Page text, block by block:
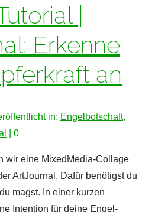
|
Erkenne
an
in: Engelbotschaft,
0
wir eine MixedMedia-Collage
ArtJournal. Dafür benötigst du
magst. In einer kurzen
Intention für deine Engel-